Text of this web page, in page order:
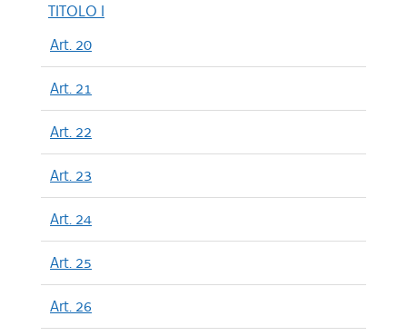
TITOLO I
Art. 20
Art. 21
Art. 22
Art. 23
Art. 24
Art. 25
Art. 26